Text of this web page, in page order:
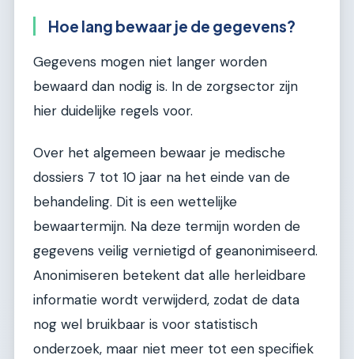
Hoe lang bewaar je de gegevens?
Gegevens mogen niet langer worden
bewaard dan nodig is. In de zorgsector zijn
hier duidelijke regels voor.
Over het algemeen bewaar je medische
dossiers 7 tot 10 jaar na het einde van de
behandeling. Dit is een wettelijke
bewaartermijn. Na deze termijn worden de
gegevens veilig vernietigd of geanonimiseerd.
Anonimiseren betekent dat alle herleidbare
informatie wordt verwijderd, zodat de data
nog wel bruikbaar is voor statistisch
onderzoek, maar niet meer tot een specifiek